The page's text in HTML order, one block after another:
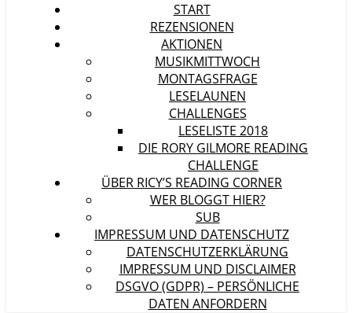
START
REZENSIONEN
AKTIONEN
MUSIKMITTWOCH
MONTAGSFRAGE
LESELAUNEN
CHALLENGES
LESELISTE 2018
DIE RORY GILMORE READING
CHALLENGE
ÜBER RICY’S READING CORNER
WER BLOGGT HIER?
SUB
IMPRESSUM UND DATENSCHUTZ
DATENSCHUTZERKLÄRUNG
IMPRESSUM UND DISCLAIMER
DSGVO (GDPR) – PERSÖNLICHE
DATEN ANFORDERN